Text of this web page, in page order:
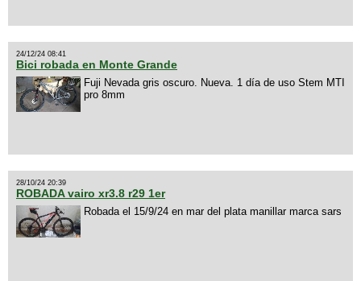
24/12/24 08:41
Bici robada en Monte Grande
Fuji Nevada gris oscuro. Nueva. 1 día de uso Stem MTI
pro 8mm
28/10/24 20:39
ROBADA vairo xr3.8 r29 1er
Robada el 15/9/24 en mar del plata manillar marca sars